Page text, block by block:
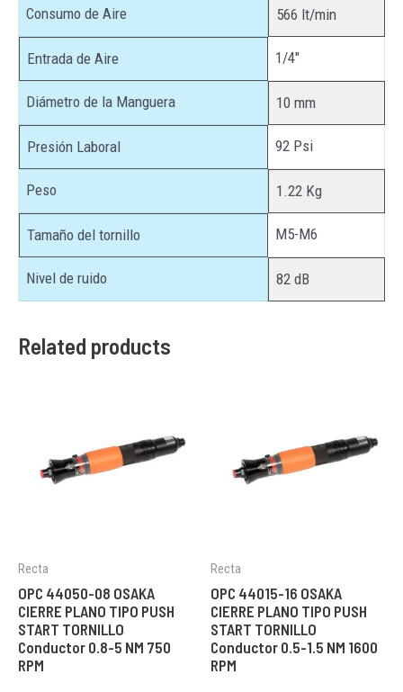
Consumo de Aire 566 lt/min
Entrada de Aire 1/4″
Diámetro de la Manguera 10 mm
Presión Laboral 92 Psi
Peso 1.22 Kg
Tamaño del tornillo M5-M6
Nivel de ruido 82 dB
Related products
Recta
OPC 44050-08 OSAKA
CIERRE PLANO TIPO PUSH
START TORNILLO
Conductor 0.8-5 NM 750
RPM
Recta
OPC 44015-16 OSAKA
CIERRE PLANO TIPO PUSH
START TORNILLO
Conductor 0.5-1.5 NM 1600
RPM